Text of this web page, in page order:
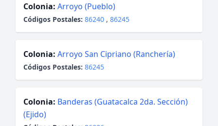
Colonia: Arroyo (Pueblo)
Códigos Postales: 86240 , 86245
Colonia: Arroyo San Cipriano (Ranchería)
Códigos Postales: 86245
Colonia: Banderas (Guatacalca 2da. Sección)
(Ejido)